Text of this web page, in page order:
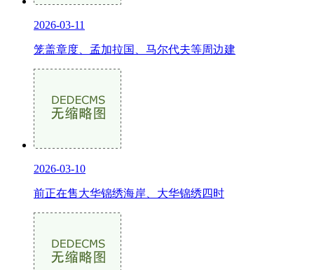
2026-03-11
笼盖章度、孟加拉国、马尔代夫等周边建
2026-03-10
前正在售大华锦绣海岸、大华锦绣四时